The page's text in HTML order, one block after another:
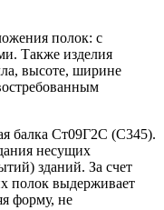
полок: с
Также изделия
высоте, ширине
Ст09Г2С (С345).
несущих
зданий. За счет
полок выдерживает
форму, не